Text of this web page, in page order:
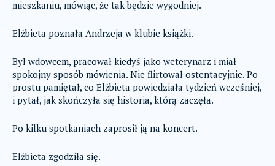
mieszkaniu, mówiąc, że tak będzie wygodniej.
Elżbieta poznała Andrzeja w klubie książki.
Był wdowcem, pracował kiedyś jako weterynarz i miał
spokojny sposób mówienia. Nie flirtował ostentacyjnie. Po
prostu pamiętał, co Elżbieta powiedziała tydzień wcześniej,
i pytał, jak skończyła się historia, którą zaczęła.
Po kilku spotkaniach zaprosił ją na koncert.
Elżbieta zgodziła się.